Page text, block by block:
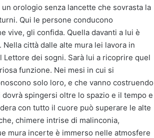
orologio senza lancette che sovrasta la
Qui le persone conducono
vive, gli confida. Quella davanti a lui è
Nella città dalle alte mura lei lavora in
dei sogni. Sarà lui a ricoprire quel
funzione. Nei mesi in cui si
solo loro, e che vanno costruendo
spingersi oltre lo spazio e il tempo e
con tutto il cuore può superare le alte
chimere intrise di malinconia,
mura incerte è immerso nelle atmosfere